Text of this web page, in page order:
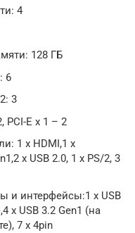
4
128 ГБ
6
3
PCI-E x 1 – 2
1 x HDMI,1 x
x USB 2.0, 1 x PS/2, 3
и интерфейсы:1 x USB
x USB 3.2 Gen1 (на
7 x 4pin